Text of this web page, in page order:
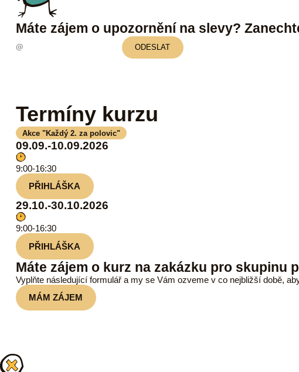
Máte zájem o upozornění na slevy?
ODESLAT
Termíny kurzu
Akce "Každý 2. za polovic"
09.09.-10.09.2026
9:00-16:30
PŘIHLÁŠKA
29.10.-30.10.2026
9:00-16:30
PŘIHLÁŠKA
Máte zájem o kurz na zakázku pro skupinu
Vyplňte následující formulář a my se Vám ozveme v co nejbližší době,
MÁM ZÁJEM